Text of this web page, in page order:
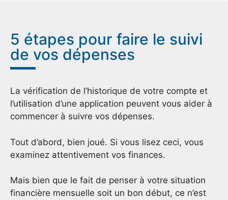
5 étapes pour faire le suivi
de vos dépenses
La vérification de l’historique de votre compte et
l’utilisation d’une application peuvent vous aider à
commencer à suivre vos dépenses.
Tout d’abord, bien joué. Si vous lisez ceci, vous
examinez attentivement vos finances.
Mais bien que le fait de penser à votre situation
financière mensuelle soit un bon début, ce n’est